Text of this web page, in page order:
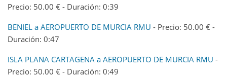
Precio: 50.00 € - Duración: 0:39
BENIEL a AEROPUERTO DE MURCIA RMU - Precio: 50.00 € -
Duración: 0:47
ISLA PLANA CARTAGENA a AEROPUERTO DE MURCIA RMU -
Precio: 50.00 € - Duración: 0:49